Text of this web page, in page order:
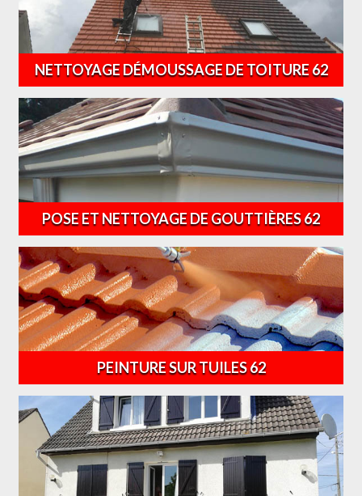
NETTOYAGE DÉMOUSSAGE DE TOITURE 62
POSE ET NETTOYAGE DE GOUTTIÈRES 62
PEINTURE SUR TUILES 62